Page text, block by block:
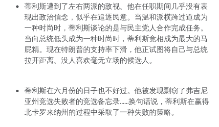
蒂利斯遭到了左右两派的敌视。他在任职期间几乎没有表
现出政治信念，似乎在追逐民意。当温和派横跨过道成为
一种时尚时，蒂利斯谈论的是与民主党人合作完成任务。
当向总统低头成为一种时尚时，蒂利斯竞相成为最大的马
屁精。现在特朗普的支持率下滑，他正试图将自己与总统
拉开距离。没人喜欢毫无立场的候选人。
蒂利斯在六月份的日子也不好过。他被发现剽窃了弗吉尼
亚州竞选失败者的竞选备忘录......换句话说，蒂利斯在赢得
北卡罗来纳州的过程中采取了一种失败的策略。